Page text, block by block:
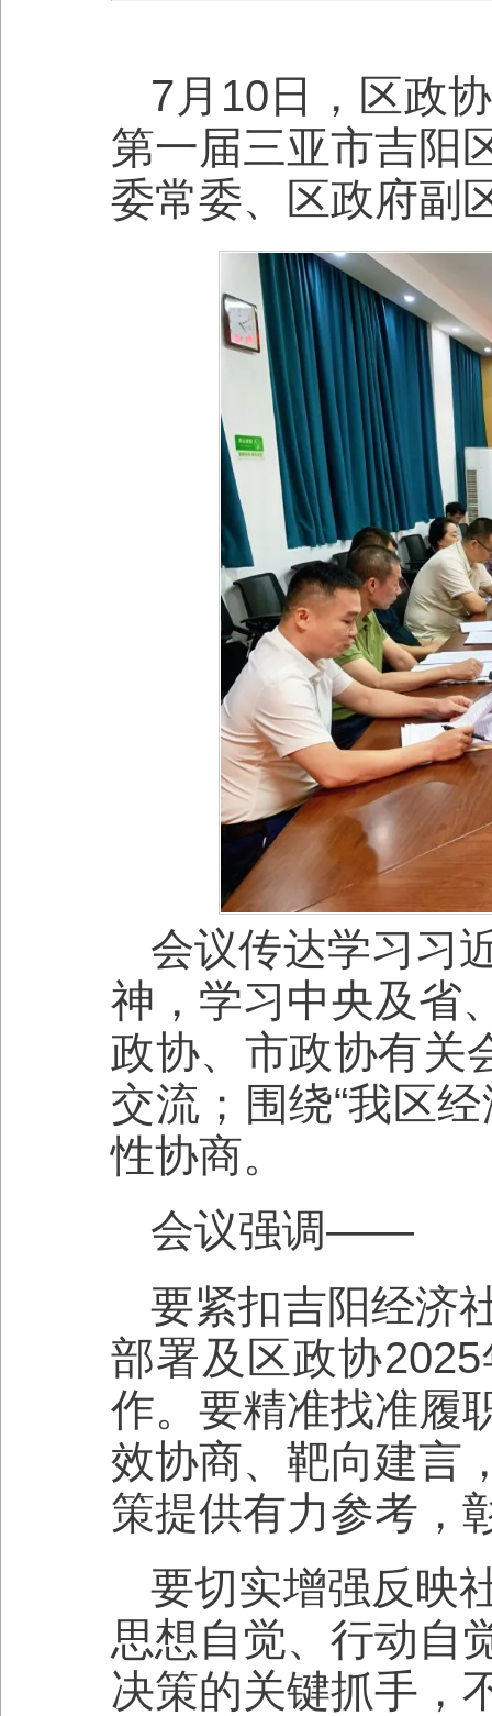
7月10日，区政
第一届三亚市吉阳
委常委、区政府副
会议传达学习习
神，学习中央及省
政协、市政协有关
交流；围绕“我区
性协商。
会议强调——
要紧扣吉阳经济
部署及区政协
作。要精准找准履
效协商、靶向建言
策提供有力参考，
要切实增强反映
思想自觉、行动自
决策的关键抓手，